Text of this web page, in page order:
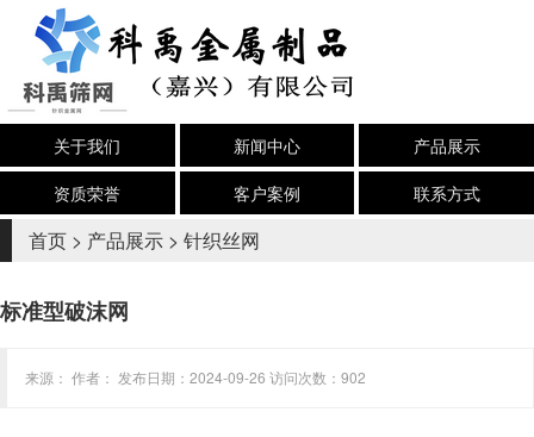
关于我们 新闻中心
产品展示
资质荣誉
客户案例 联系方式
首页 > 产品展示 > 针织丝网
标准型破沫网
来源： 作者： 发布日期：2024-09-26 访问次数：902